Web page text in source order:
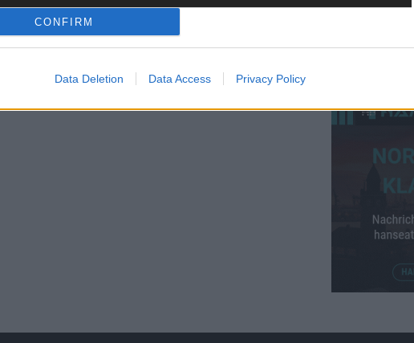
CONFIRM
Data Deletion Data Access Privacy Policy